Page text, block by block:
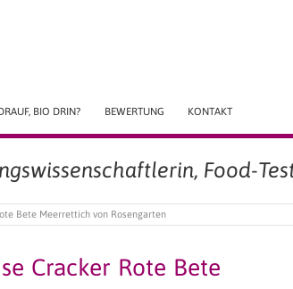
BIO DRIN? BEWERTUNG KONTAKT
Food-
Bete Meerrettich von Rosengarten
Cracker Rote Bete